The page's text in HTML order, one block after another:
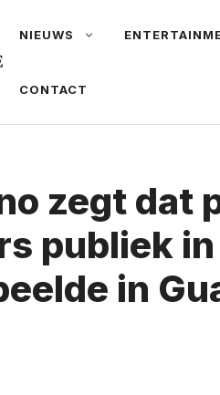
NIEUWS
CONTACT
zegt dat
publiek
in